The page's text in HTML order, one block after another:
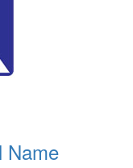
Name